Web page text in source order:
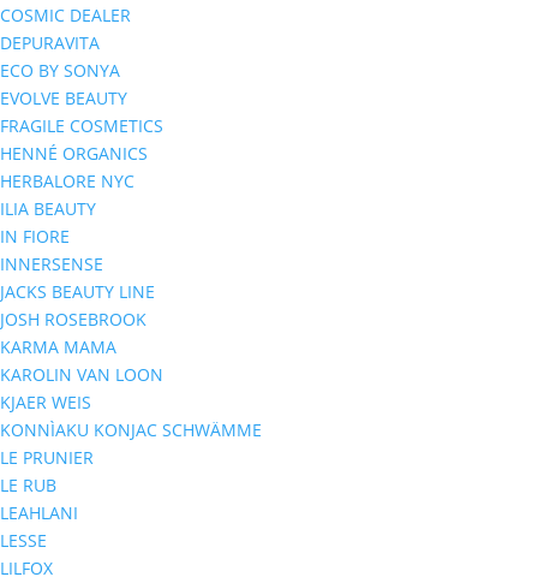
COSMIC DEALER
DEPURAVITA
ECO BY SONYA
EVOLVE BEAUTY
FRAGILE COSMETICS
HENNÉ ORGANICS
HERBALORE NYC
ILIA BEAUTY
IN FIORE
INNERSENSE
JACKS BEAUTY LINE
JOSH ROSEBROOK
KARMA MAMA
KAROLIN VAN LOON
KJAER WEIS
KONNÌAKU KONJAC SCHWÄMME
LE PRUNIER
LE RUB
LEAHLANI
LESSE
LILFOX